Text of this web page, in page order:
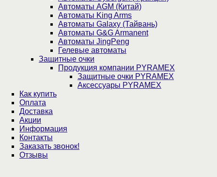
Автоматы AGM (Китай)
Автоматы King Arms
Автоматы Galaxy (Тайвань)
Автоматы G&G Armanent
Автоматы JingPeng
Гелевые автоматы
Защитные очки
Продукция компании PYRAMEX
Защитные очки PYRAMEX
Аксессуары PYRAMEX
Как купить
Оплата
Доставка
Акции
Информация
Контакты
Заказать звонок!
Отзывы